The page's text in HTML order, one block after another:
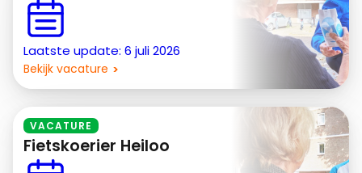
Laatste update: 6 juli 2026
Bekijk vacature
VACATURE
Fietskoerier Heiloo